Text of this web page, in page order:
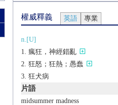
權威釋義 英語 專業
n.[U]
瘋狂，神經錯亂
狂怒；狂熱；愚蠢
狂犬病
片語
midsummer madness